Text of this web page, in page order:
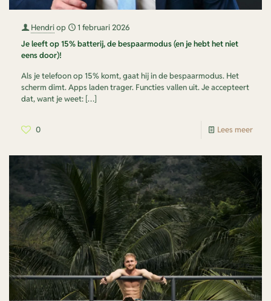
Hendriop
1 februari 2026
Je leeft op 15% batterij, de bespaarmodus (en je hebt het niet
eens door)!
Als je telefoon op 15% komt, gaat hij in de bespaarmodus. Het
scherm dimt. Apps laden trager. Functies vallen uit. Je accepteert
dat, want je weet: […]
0 Lees meer